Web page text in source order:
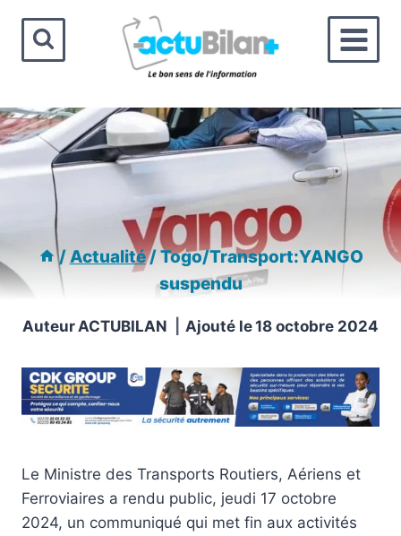
contenu
/Actualité/Togo/Transport:YANGO
suspendu
Auteur ACTUBILAN Ajouté le18 octobre 2024
Le Ministre des Transports Routiers, Aériens et
Ferroviaires a rendu public, jeudi 17 octobre
2024, un communiqué qui met fin aux activités